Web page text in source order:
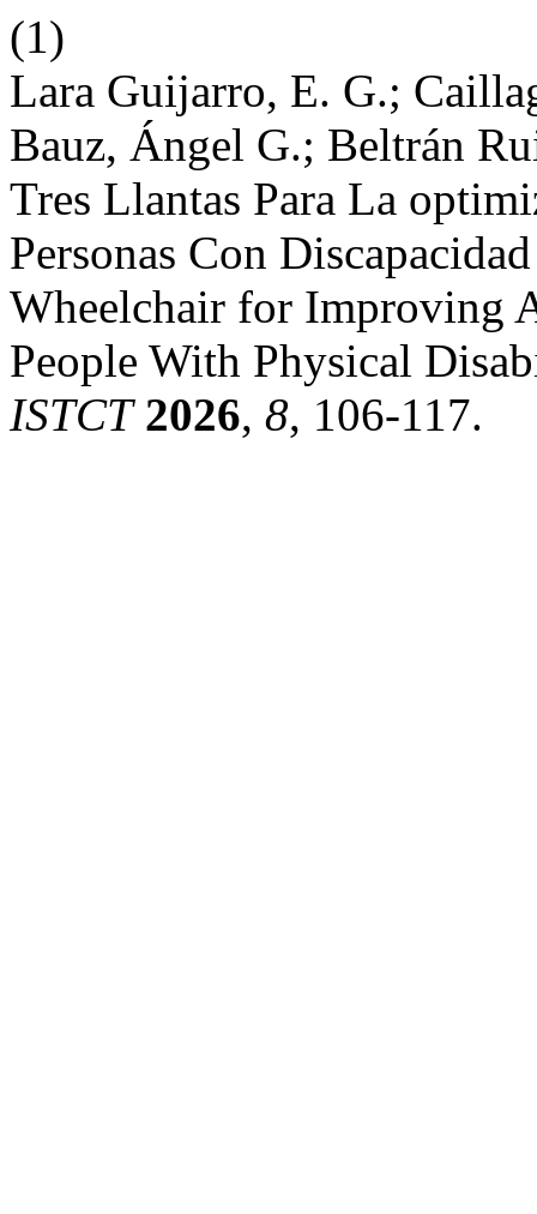
(1)
Lara Guijarro, E. G.;
Bauz, Ángel G.; Beltrán
Tres Llantas Para La
Personas Con
Wheelchair for Improving
People With Physical
ISTCT 2026, 8, 106-117.